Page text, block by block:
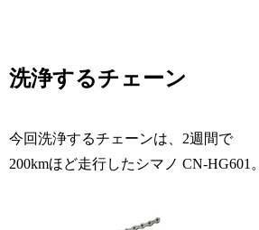
洗浄するチェーン
今回洗浄するチェーンは、2週間で
200kmほど走行したシマノ CN-HG601。